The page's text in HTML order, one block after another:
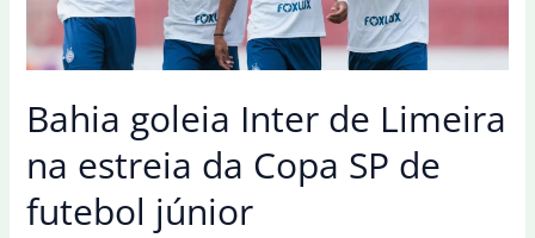
Bahia goleia Inter de Limeira
na estreia da Copa SP de
futebol júnior